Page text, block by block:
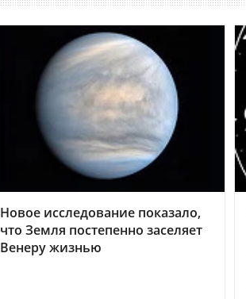
Новое исследование показало,
что Земля постепенно заселяет
Венеру жизнью